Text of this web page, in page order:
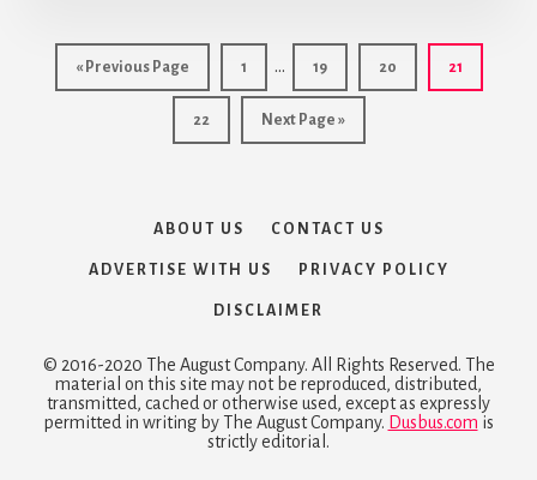
« Go
to
Previous Page Page
1
Interim
pages
omitted
… Page
19 Page
20 Page
21
Page
22
Go
to
Next Page »
ABOUT US CONTACT US
ADVERTISE WITH US PRIVACY POLICY
DISCLAIMER
© 2016-2020 The August Company. All Rights Reserved. The
material on this site may not be reproduced, distributed,
transmitted, cached or otherwise used, except as expressly
permitted in writing by The August Company. Dusbus.com is
strictly editorial.